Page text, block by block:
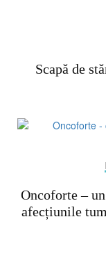
Scapă de
Oncoforte –
afecțiunile